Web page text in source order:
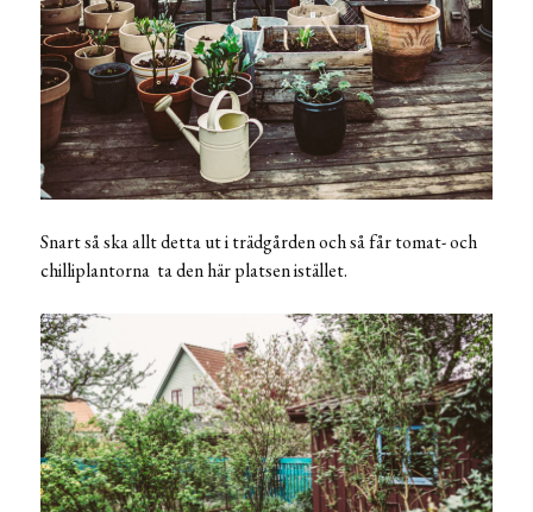
Snart så ska allt detta ut i trädgården och så får tomat- och
chilliplantorna ta den här platsen istället.